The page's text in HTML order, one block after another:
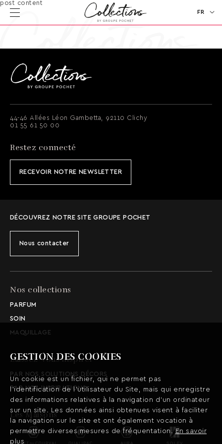
FR
post content
GESTION DES COOKIES
Un cookie est un fichier, qui ne permet pas
l’identification de l’utilisateur du Site, mais qui enregistre
des informations relatives à la navigation d’un ordinateur
sur un site. Les données ainsi obtenues visent à faciliter
la navigation sur le site et ont également vocation à
permettre diverses mesures de fréquentation.En savoir
plus
44-46 Allées Léon Gambetta, 92110 Clichy
01 55 61 50 00
Restez connecté
RECEVOIR NOTRE NEWSLETTER
DÉCOUVREZ NOTRE SITE GROUPE POCHET
Nous contacter
Nos collections
PARFUM
SOIN
MAQUILLAGE
Laissez-vous inspirer
PAR NOS SOLUTIONS DÉCORS
PAR NOS INSPIRATIONS
Les Maisons